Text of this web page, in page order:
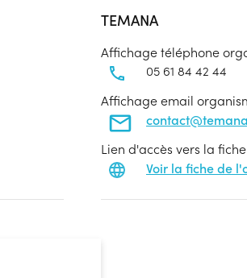
TEMANA
Affichage téléphone
05 61 84 42 44
Affichage email
Lien d'accès vers la
Voir la fiche de